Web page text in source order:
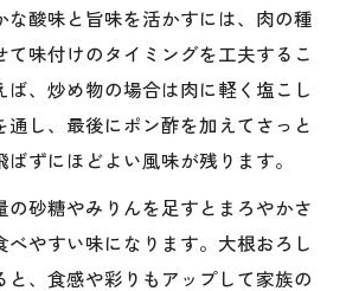
炒めで食卓マンネリ解消のアイ
豆腐のやさしい味わいでヘルシー
野菜炒めで野菜不足を手軽に解消
な酸味と旨味を活かすには、肉の種
て味付けのタイミングを工夫するこ
ば、炒め物の場合は肉に軽く塩こし
通し、最後にポン酢を加えてさっと
ずにほどよい風味が残ります。
の砂糖やみりんを足すとまろやかさ
べやすい味になります。大根おろし
と、食感や彩りもアップして家族の